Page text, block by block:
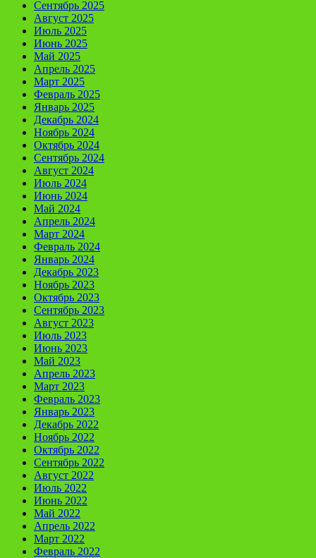
Сентябрь 2025
Август 2025
Июль 2025
Июнь 2025
Май 2025
Апрель 2025
Март 2025
Февраль 2025
Январь 2025
Декабрь 2024
Ноябрь 2024
Октябрь 2024
Сентябрь 2024
Август 2024
Июль 2024
Июнь 2024
Май 2024
Апрель 2024
Март 2024
Февраль 2024
Январь 2024
Декабрь 2023
Ноябрь 2023
Октябрь 2023
Сентябрь 2023
Август 2023
Июль 2023
Июнь 2023
Май 2023
Апрель 2023
Март 2023
Февраль 2023
Январь 2023
Декабрь 2022
Ноябрь 2022
Октябрь 2022
Сентябрь 2022
Август 2022
Июль 2022
Июнь 2022
Май 2022
Апрель 2022
Март 2022
Февраль 2022